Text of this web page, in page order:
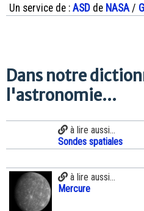
Un service de : ASD de NASA/
Dans notre
l'astronomie...
à lire aussi...
Sondes spatiales
à lire aussi...
Mercure